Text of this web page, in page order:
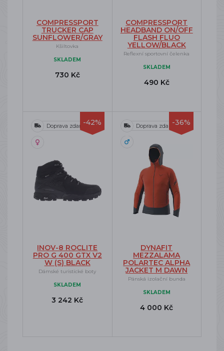
COMPRESSPORT
TRUCKER CAP
SUNFLOWER/GRAY
Kšiltovka
SKLADEM
730 Kč
COMPRESSPORT
HEADBAND ON/OFF
FLASH FLUO
YELLOW/BLACK
Reflexní sportovní čelenka
SKLADEM
490 Kč
-42%
Doprava zdarma
INOV-8 ROCLITE
PRO G 400 GTX V2
W (S) BLACK
Dámské turistické boty
SKLADEM
3 242 Kč
-36%
Doprava zdarma
DYNAFIT
MEZZALAMA
POLARTEC ALPHA
JACKET M DAWN
Pánská izolační bunda
SKLADEM
4 000 Kč